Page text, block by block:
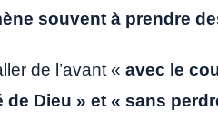
souvent à prendre
de l’avant « avec le
Dieu » et « sans